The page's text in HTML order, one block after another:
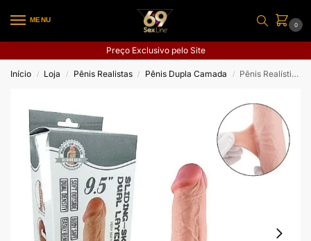
MENU
0
Preço Exclusivo pelo Site
Início / Loja / Pênis Realistas / Pênis Dupla Camada / Pênis Realístico com Dupla Camada 9.5″ – Tamanho 24,0 X 4,8 cm